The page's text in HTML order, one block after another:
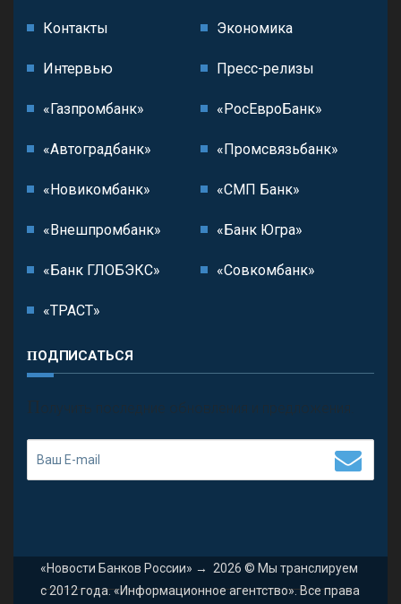
Контакты Экономика
Интервью Пресс-релизы
«Газпромбанк» «РосЕвроБанк»
«Автоградбанк» «Промсвязьбанк»
«Новикомбанк» «СМП Банк»
«Внешпромбанк» «Банк Югра»
«Банк ГЛОБЭКС» «Совкомбанк»
«ТРАСТ»
ПОДПИСАТЬСЯ
П олучить последние обновления и предложения.
«Новости Банков России» → 2026 © Мы транслируем
с 2012 года. «Информационное агентство». Все права